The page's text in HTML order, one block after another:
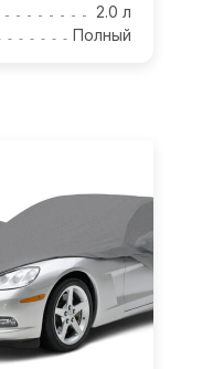
2.0 л
Полный